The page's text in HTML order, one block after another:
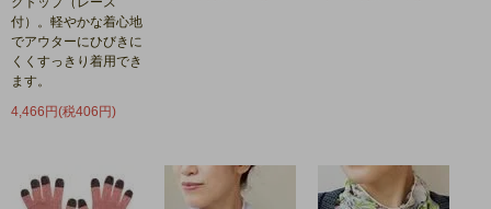
付）。軽やかな着心地
でアウターにひびきに
くくすっきり着用でき
ます。
4,466円(税406円)